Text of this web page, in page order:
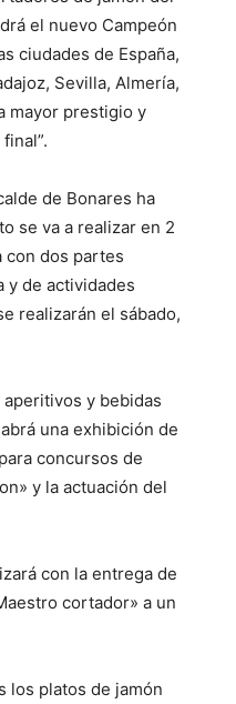
el nuevo Campeón
ciudades de España,
Sevilla, Almería,
mayor prestigio y
de Bonares ha
se va a realizar en 2
con dos partes
y de actividades
realizarán el sábado,
y bebidas
una exhibición de
concursos de
y la actuación del
con la entrega de
cortador» a un
los platos de jamón